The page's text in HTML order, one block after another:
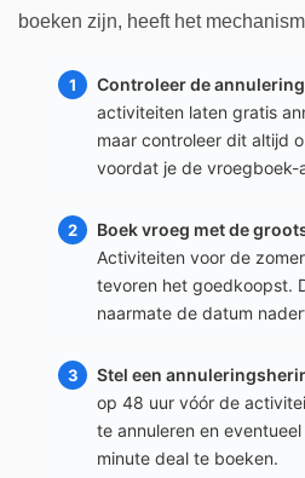
boeken zijn, heeft het
Controleer de
activiteiten laten gratis
maar controleer dit altijd
voordat je de vroegboek-
Boek vroeg met de
Activiteiten voor de
tevoren het goedkoopst.
naarmate de datum
Stel een
op 48 uur vóór de
te annuleren en
minute deal te boeken.